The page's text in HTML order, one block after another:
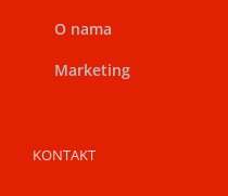
O nama
Marketing
KONTAKT